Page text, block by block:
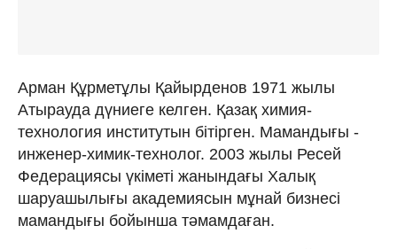
Арман Құрметұлы Қайырденов 1971 жылы
Атырауда дүниеге келген. Қазақ xимия-
теxнология институтын бітірген. Мамандығы -
инженер-xимик-теxнолог. 2003 жылы Ресей
Федерациясы үкіметі жанындағы Халық
шаруашылығы академиясын мұнай бизнесі
мамандығы бойынша тәмамдаған.